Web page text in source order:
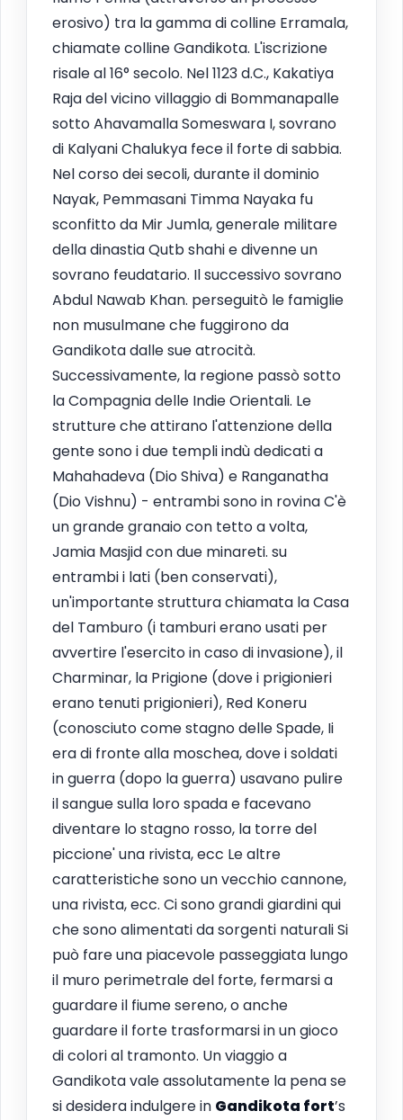
erosivo) tra la gamma di colline Erramala,
chiamate colline Gandikota. L'iscrizione
risale al 16° secolo. Nel 1123 d.C., Kakatiya
Raja del vicino villaggio di Bommanapalle
sotto Ahavamalla Someswara I, sovrano
di Kalyani Chalukya fece il forte di sabbia.
Nel corso dei secoli, durante il dominio
Nayak, Pemmasani Timma Nayaka fu
sconfitto da Mir Jumla, generale militare
della dinastia Qutb shahi e divenne un
sovrano feudatario. Il successivo sovrano
Abdul Nawab Khan. perseguitò le famiglie
non musulmane che fuggirono da
Gandikota dalle sue atrocità.
Successivamente, la regione passò sotto
la Compagnia delle Indie Orientali. Le
strutture che attirano l'attenzione della
gente sono i due templi indù dedicati a
Mahahadeva (Dio Shiva) e Ranganatha
(Dio Vishnu) - entrambi sono in rovina C'è
un grande granaio con tetto a volta,
Jamia Masjid con due minareti. su
entrambi i lati (ben conservati),
un'importante struttura chiamata la Casa
del Tamburo (i tamburi erano usati per
avvertire l'esercito in caso di invasione), il
Charminar, la Prigione (dove i prigionieri
erano tenuti prigionieri), Red Koneru
(conosciuto come stagno delle Spade, Ii
era di fronte alla moschea, dove i soldati
in guerra (dopo la guerra) usavano pulire
il sangue sulla loro spada e facevano
diventare lo stagno rosso, la torre del
piccione' una rivista, ecc Le altre
caratteristiche sono un vecchio cannone,
una rivista, ecc. Ci sono grandi giardini qui
che sono alimentati da sorgenti naturali Si
può fare una piacevole passeggiata lungo
il muro perimetrale del forte, fermarsi a
guardare il fiume sereno, o anche
guardare il forte trasformarsi in un gioco
di colori al tramonto. Un viaggio a
Gandikota vale assolutamente la pena se
si desidera indulgere in Gandikota fort’s